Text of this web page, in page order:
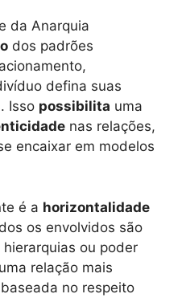
da Anarquia
dos padrões
defina suas
Isso possibilita uma
nas relações,
encaixar em modelos
é a horizontalidade
os envolvidos são
ou poder
relação mais
no respeito